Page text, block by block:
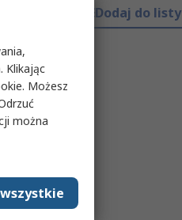
Dodaj do
Klikając
Możesz
można